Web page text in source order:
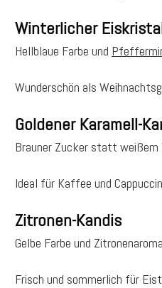
Winterlicher
Hellblaue Farbe und
Wunderschön als
Goldener Karamell-
Brauner Zucker statt weißem
Ideal für Kaffee und
Zitronen-Kandis
Gelbe Farbe und
Frisch und sommerlich für